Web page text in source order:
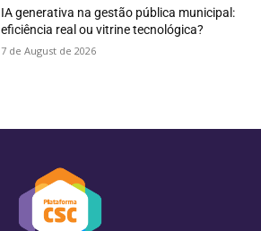
IA generativa na gestão pública municipal:
eficiência real ou vitrine tecnológica?
7 de August de 2026